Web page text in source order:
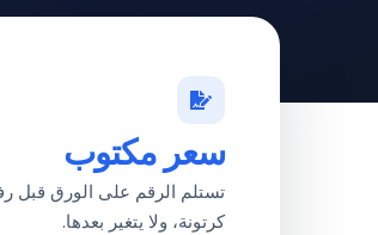
سعر مكتوب
تستلم الرقم على الورق قبل
كرتونة، ولا يتغير بعدها.